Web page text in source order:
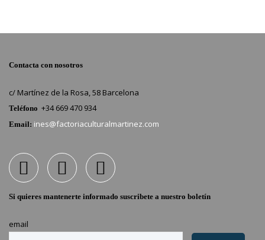
Contacta con nosotros
c/ Martínez de la Rosa, 58 Barcelona
Teléfono +34 669 470 934
Email: ines@factoriaculturalmartinez.com
Si quieres mantenerte informado suscribete a nuestro boletín
email